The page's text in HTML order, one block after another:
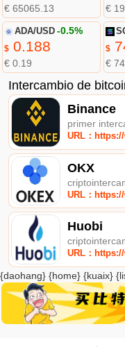
€ 65065.13 €
ADA/USD -0.5%
$0.188
€ 0.19
$
€
Intercambio de
Binance
primer
URL：
OKX
URL：
Huobi
URL：
{daohang} {home} {kuaix}